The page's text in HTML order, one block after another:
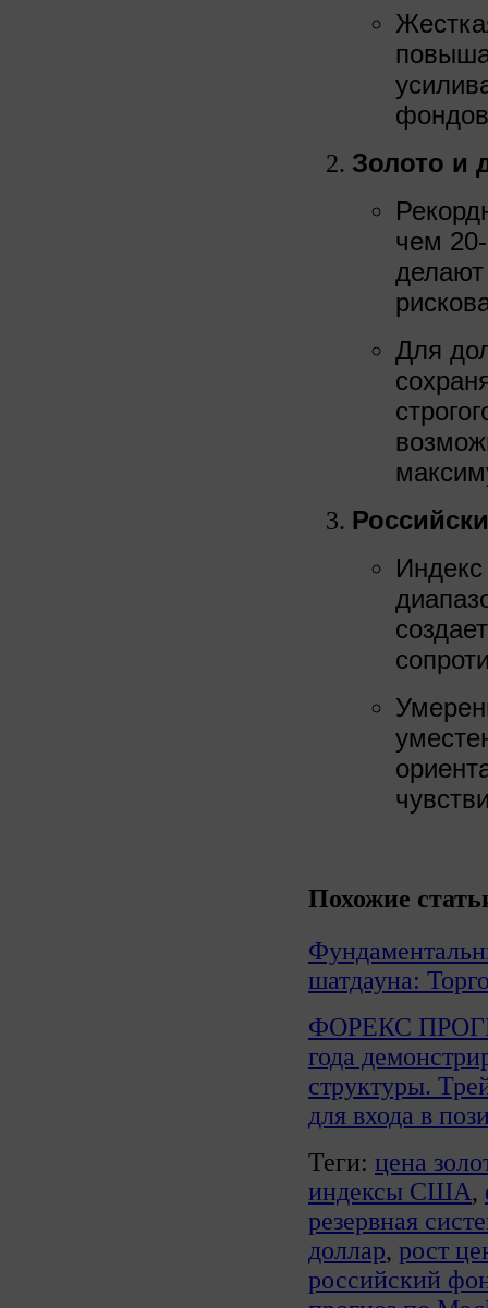
Золото и
чем
делают
Для
Похожие
шатдауна:
ФОРЕКС
года
структуры.
для входа в
Теги: цена
индексы США,
резервная
доллар, рост
российский